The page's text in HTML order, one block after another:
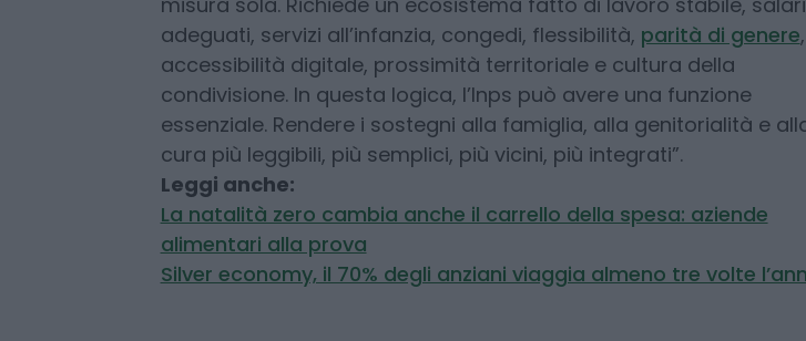
maternità e a favorire una maggiore condivisione dei carichi
familiari. E’ uno degli strumenti che possono attenuare la frattura
tra genitorialità e lavoro. La denatalità non si contrasta con una
misura sola. Richiede un ecosistema fatto di lavoro stabile, salari
adeguati, servizi all’infanzia, congedi, flessibilità,parità di genere,
accessibilità digitale, prossimità territoriale e cultura della
condivisione. In questa logica, l’Inps può avere una funzione
essenziale. Rendere i sostegni alla famiglia, alla genitorialità e alla
cura più leggibili, più semplici, più vicini, più integrati”.
Leggi anche: